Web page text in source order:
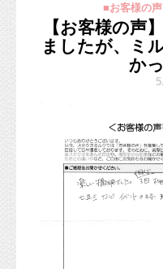
ちょっと多めにご紹介しま
こんな雰囲気で作ってるん
レッスンが終わったあと
不安なことなどはじゃんじ
残したい。
男の子だから分か
時に小さい頃のア
うれしかったから私
K.A.様、アンケート
ざいました！
■ご感想をお聞かせ
最初、マタニティ
ーネットでスタジ
でもペットと言え
で撮りたいと思い、
見つけました。１
■お客様の
【お客様の声
ましたが、ミ
か
5.